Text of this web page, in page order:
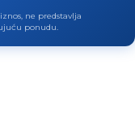
ne predstavlja
ponudu.